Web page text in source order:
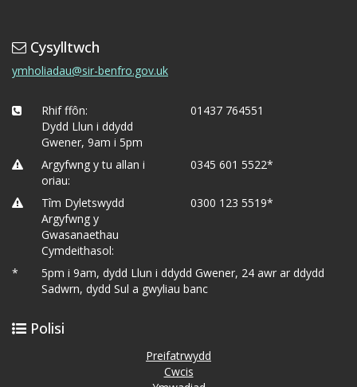
Cysylltwch
ymholiadau@sir-benfro.gov.uk
Rhif ffôn:
Dydd Llun i ddydd
Gwener, 9am i 5pm
01437 764551
Argyfwng y tu allan i
oriau:
0345 601 5522*
Tîm Dyletswydd
Argyfwng y
Gwasanaethau
Cymdeithasol:
0300 123 5519*
*
5pm i 9am, dydd Llun i ddydd Gwener, 24 awr ar ddydd
Sadwrn, dydd Sul a gwyliau banc
Polisi
Preifatrwydd
Cwcis